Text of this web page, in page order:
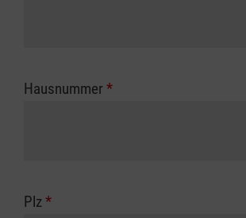
Hausnummer *
Plz*